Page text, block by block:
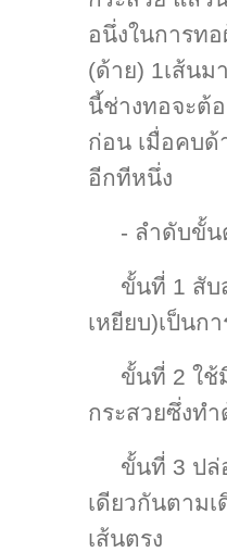
อนึ่งในการทอ
(ด้าย) 1เส้นม
นี้ช่างทอจะต้
ก่อน เมื่อคบด้
อีกทีหนึ่ง
- ลำดับขั้
ขั้นที่ 1 สับ
เหยียบ)เป็นก
ขั้นที่ 2 ใช้
กระสวยซึ่งท
ขั้นที่ 3 ปล่
เดียวกันตาม
เส้นตรง